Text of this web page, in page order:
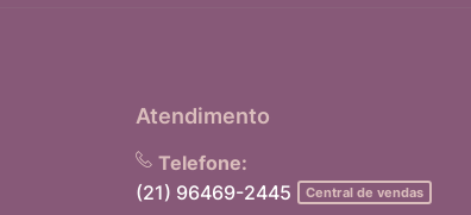
Atendimento
Telefone:
(21) 96469-2445
Central de vendas